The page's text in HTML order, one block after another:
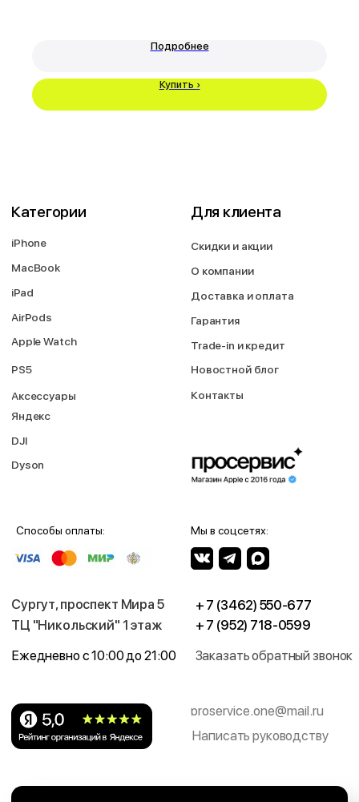
Подробнее
Купить ›
экстремистской организацией и запрещенной в РФ. Наш сайт, его
материалы, дизайн являются объектами авторского права. Все права
материалов сайта без письменного разрешения правообладателя. При
полном или частичом использовании материалов гиперссылка на
https://proservice.one обязательна.
Перезвоните мне